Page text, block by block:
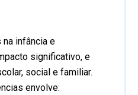
infância e
significativo, e
social e familiar.
envolve: